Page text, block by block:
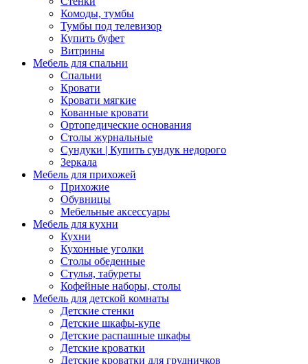
Комоды, тумбы
Тумбы под телевизор
Купить буфет
Витрины
Мебель для спальни
Спальни
Кровати
Кровати мягкие
Кованные кровати
Ортопедические основания
Столы журнальные
Сундуки | Купить сундук недорого
Зеркала
Мебель для прихожей
Прихожие
Обувницы
Мебельные аксессуары
Мебель для кухни
Кухни
Кухонные уголки
Столы обеденные
Стулья, табуреты
Кофейные наборы, столы
Мебель для детской комнаты
Детские стенки
Детские шкафы-купе
Детские распашные шкафы
Детские кроватки
Детские кроватки для грудничков